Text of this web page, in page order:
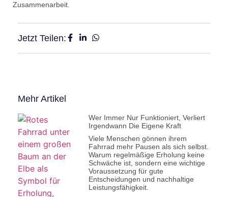
Zusammenarbeit.
Jetzt Teilen:
Mehr Artikel
Wer Immer Nur Funktioniert, Verliert
Irgendwann Die Eigene Kraft
Viele Menschen gönnen ihrem
Fahrrad mehr Pausen als sich selbst.
Warum regelmäßige Erholung keine
Schwäche ist, sondern eine wichtige
Voraussetzung für gute
Entscheidungen und nachhaltige
Leistungsfähigkeit.